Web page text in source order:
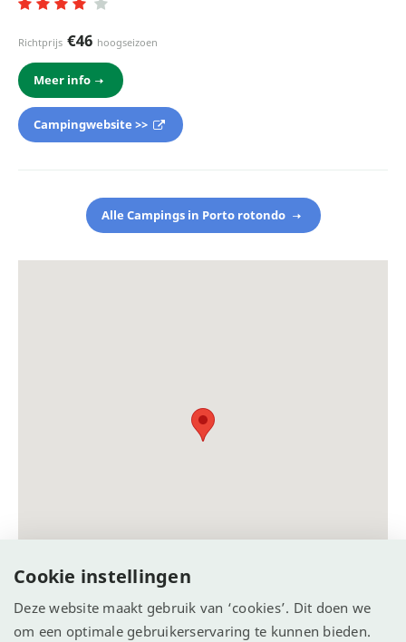
Richtprijs €46 hoogseizoen
Meer info
Campingwebsite >>
Alle Campings in Porto rotondo
Cookie instellingen
Deze website maakt gebruik van ‘cookies’. Dit doen we
om een optimale gebruikerservaring te kunnen bieden.